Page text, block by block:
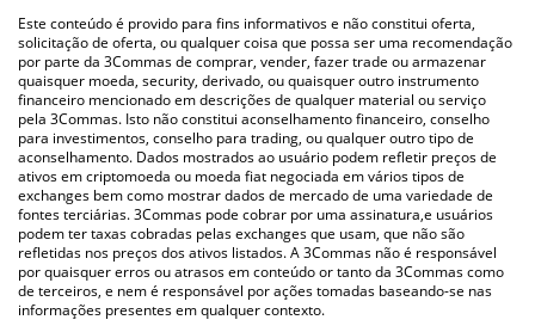
Você também pode usar nossa tabela de preços de Rocket Lab
(Ondo Tokenized) acima para verificar o último preço de Rocket
Lab (Ondo Tokenized) nas principais moedas fiat e criptográficas.
Este conteúdo é provido para fins informativos e não constitui oferta,
solicitação de oferta, ou qualquer coisa que possa ser uma recomendação
por parte da 3Commas de comprar, vender, fazer trade ou armazenar
quaisquer moeda, security, derivado, ou quaisquer outro instrumento
financeiro mencionado em descrições de qualquer material ou serviço
pela 3Commas. Isto não constitui aconselhamento financeiro, conselho
para investimentos, conselho para trading, ou qualquer outro tipo de
aconselhamento. Dados mostrados ao usuário podem refletir preços de
ativos em criptomoeda ou moeda fiat negociada em vários tipos de
exchanges bem como mostrar dados de mercado de uma variedade de
fontes terciárias. 3Commas pode cobrar por uma assinatura,e usuários
podem ter taxas cobradas pelas exchanges que usam, que não são
refletidas nos preços dos ativos listados. A 3Commas não é responsável
por quaisquer erros ou atrasos em conteúdo or tanto da 3Commas como
de terceiros, e nem é responsável por ações tomadas baseando-se nas
informações presentes em qualquer contexto.